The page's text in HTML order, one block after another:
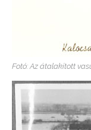
Fotó: Az átalakított